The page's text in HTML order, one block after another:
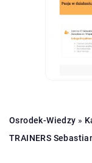
Osrodek-Wiedzy »
TRAINERS